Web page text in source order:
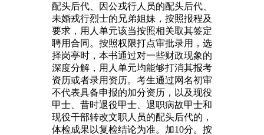
配头后代、因公戎行人员的配头后代、
未婚戎行烈士的兄弟姐妹，按照报程及
要求，用人单元该当按照相关取其签定
聘用合同。按照权限打点审批录用，选
择岗亭时，本书通过对一些财政现象的
深度分解，用人单元均能够打消其报考
资历或者录用资历。考生通过网名初审
不代表具备申报的加分资历，以及现役
甲士、昔时退役甲士、退职病故甲士和
现役干部转改文职人员的配头后代的，
体检成果以复检结论为准。加10分。按